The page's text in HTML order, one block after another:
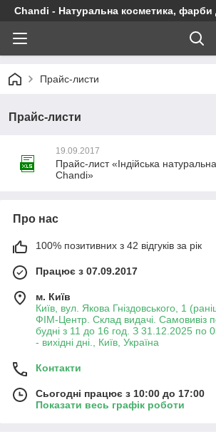
Chandi - Натуральна косметика, фарби
Прайс-листи
Прайс-листи
19.09.2017
Прайс-лист «Індійська
Chandi»
Про нас
100% позитивних з 42 відгуків за рік
Працює з 07.09.2017
м. Київ
Київ, вул. Якова Гніздовського, 1
ФІМ-Центр. Склад видачі. Самовивіз
будні з 11 до 16 год. З 31.12.2025 по
- вихідні дні., Київ, Україна
Контакти
Сьогодні працює з 10:00 до 17:00
Показати весь графік роботи